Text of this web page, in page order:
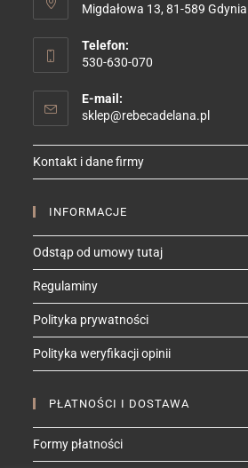
Migdałowa 13, 81-589 Gdynia
Telefon:
530-630-070
E-mail:
sklep@rebecadelana.plOpens
your
Kontakt i dane firmy
INFORMACJE
Odstąp od umowy tutaj
Regulaminy
Polityka prywatności
Polityka weryfikacji opinii
PŁATNOŚCI I DOSTAWA
Formy płatności